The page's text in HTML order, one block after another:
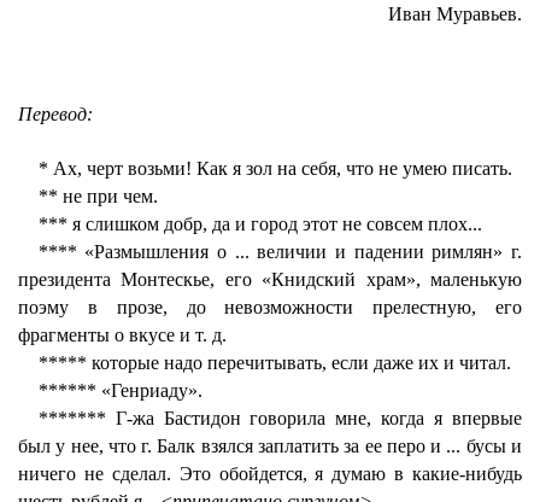
Иван Муравьев.
Перевод:
* Ах, черт возьми! Как я зол на себя, что не умею писать.
** не при чем.
*** я слишком добр, да и город этот не совсем плох...
**** «Размышления о ... величии и падении римлян» г.
президента Монтескье, его «Книдский храм», маленькую
поэму в прозе, до невозможности прелестную, его
фрагменты о вкусе и т. д.
***** которые надо перечитывать, если даже их и читал.
****** «Генриаду».
******* Г-жа Бастидон говорила мне, когда я впервые
был у нее, что г. Балк взялся заплатить за ее перо и ... бусы и
ничего не сделал. Это обойдется, я думаю в какие-нибудь